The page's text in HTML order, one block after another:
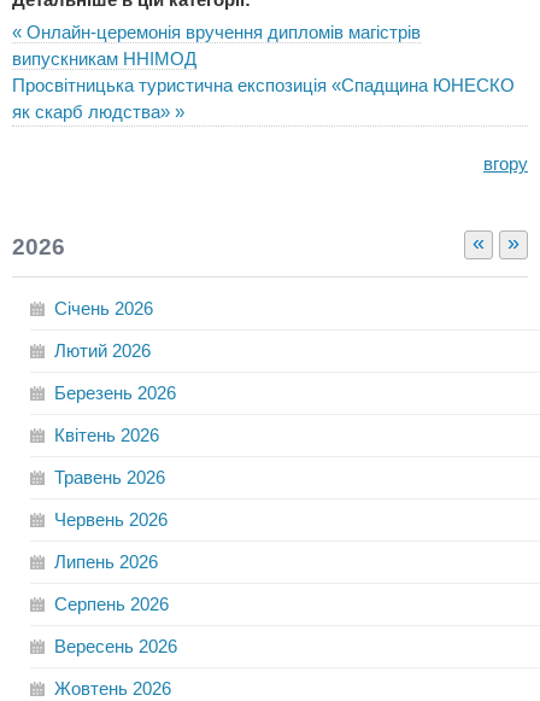
« Онлайн-церемонія вручення дипломів магістрів
випускникам ННІМОД
Просвітницька туристична експозиція «Спадщина ЮНЕСКО
як скарб людства» »
вгору
« »
2026
Січень 2026
Лютий 2026
Березень 2026
Квітень 2026
Травень 2026
Червень 2026
Липень 2026
Серпень 2026
Вересень 2026
Жовтень 2026